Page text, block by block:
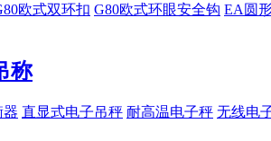
欧式双环扣 G80欧式环眼安全钩 EA圆
称
器 直显式电子吊秤 耐高温电子秤 无线电